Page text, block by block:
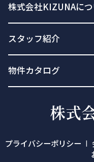
株式会社KIZUNAにつ
スタッフ紹介
物件カタログ
プライバシーポリシー